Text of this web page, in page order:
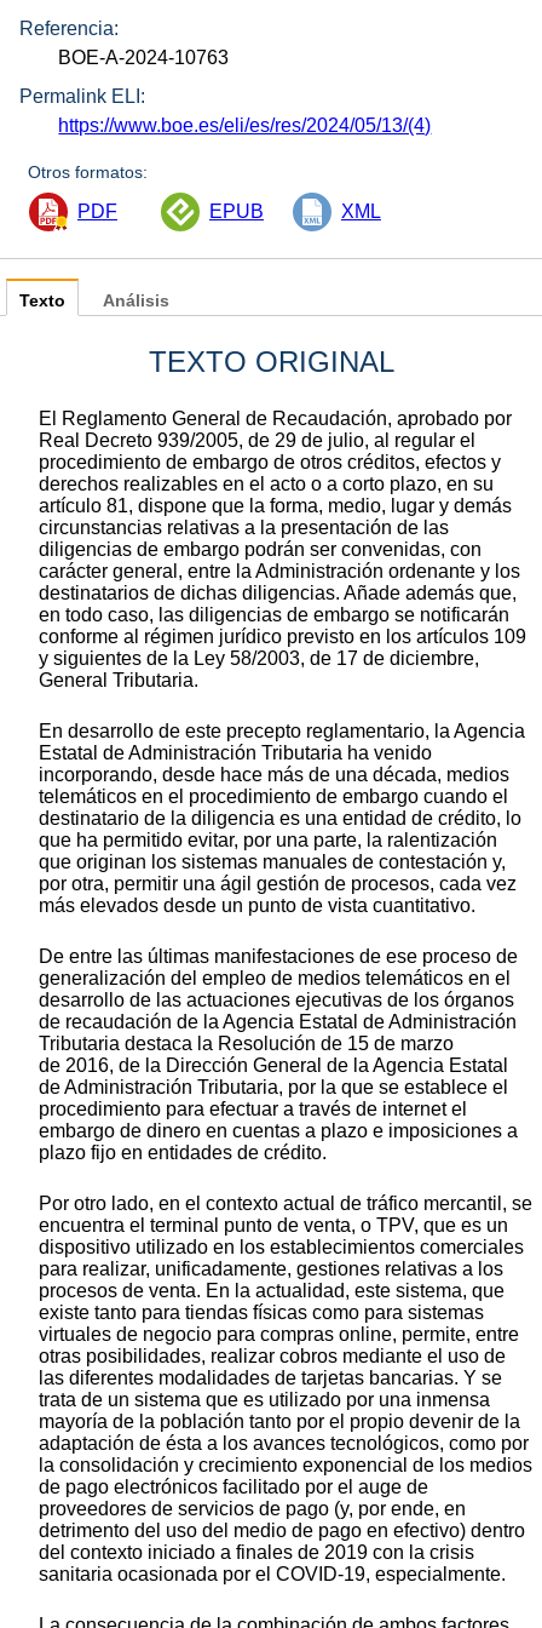
Referencia:
BOE-A-2024-10763
Permalink ELI:
https://www.boe.es/eli/es/res/2024/05/13/(4)
Otros formatos:
PDF EPUB XML
Texto
TEXTO ORIGINAL
El Reglamento General de Recaudación, aprobado por
Real Decreto 939/2005, de 29 de julio, al regular el
procedimiento de embargo de otros créditos, efectos y
derechos realizables en el acto o a corto plazo, en su
artículo 81, dispone que la forma, medio, lugar y demás
circunstancias relativas a la presentación de las
diligencias de embargo podrán ser convenidas, con
carácter general, entre la Administración ordenante y los
destinatarios de dichas diligencias. Añade además que,
en todo caso, las diligencias de embargo se notificarán
conforme al régimen jurídico previsto en los artículos 109
y siguientes de la Ley 58/2003, de 17 de diciembre,
General Tributaria.
En desarrollo de este precepto reglamentario, la Agencia
Estatal de Administración Tributaria ha venido
incorporando, desde hace más de una década, medios
telemáticos en el procedimiento de embargo cuando el
destinatario de la diligencia es una entidad de crédito, lo
que ha permitido evitar, por una parte, la ralentización
que originan los sistemas manuales de contestación y,
por otra, permitir una ágil gestión de procesos, cada vez
más elevados desde un punto de vista cuantitativo.
De entre las últimas manifestaciones de ese proceso de
generalización del empleo de medios telemáticos en el
desarrollo de las actuaciones ejecutivas de los órganos
de recaudación de la Agencia Estatal de Administración
Tributaria destaca la Resolución de 15 de marzo
de 2016, de la Dirección General de la Agencia Estatal
de Administración Tributaria, por la que se establece el
procedimiento para efectuar a través de internet el
embargo de dinero en cuentas a plazo e imposiciones a
plazo fijo en entidades de crédito.
Por otro lado, en el contexto actual de tráfico mercantil, se
encuentra el terminal punto de venta, o TPV, que es un
dispositivo utilizado en los establecimientos comerciales
para realizar, unificadamente, gestiones relativas a los
procesos de venta. En la actualidad, este sistema, que
existe tanto para tiendas físicas como para sistemas
virtuales de negocio para compras online, permite, entre
otras posibilidades, realizar cobros mediante el uso de
las diferentes modalidades de tarjetas bancarias. Y se
trata de un sistema que es utilizado por una inmensa
mayoría de la población tanto por el propio devenir de la
adaptación de ésta a los avances tecnológicos, como por
la consolidación y crecimiento exponencial de los medios
de pago electrónicos facilitado por el auge de
proveedores de servicios de pago (y, por ende, en
detrimento del uso del medio de pago en efectivo) dentro
del contexto iniciado a finales de 2019 con la crisis
sanitaria ocasionada por el COVID-19, especialmente.
Análisis